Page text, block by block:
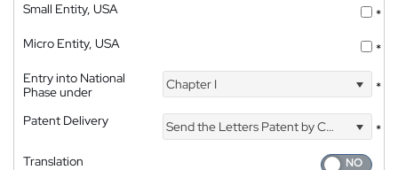
Small Entity, USA
*
Micro Entity, USA
*
Entry into National
Phase under
Chapter I *
Patent Delivery Send the Letters Patent by Courier
*
Translation